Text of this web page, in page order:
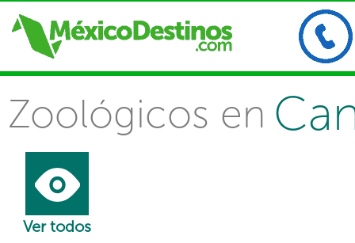
Zoológicos en
Ver todos